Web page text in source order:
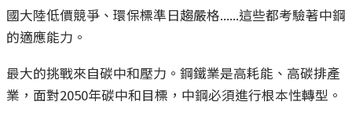
國大陸低價競爭、環保標準日趨嚴格......這些都考驗著中鋼
的適應能力。
最大的挑戰來自碳中和壓力。鋼鐵業是高耗能、高碳排產
業，面對2050年碳中和目標，中鋼必須進行根本性轉型。